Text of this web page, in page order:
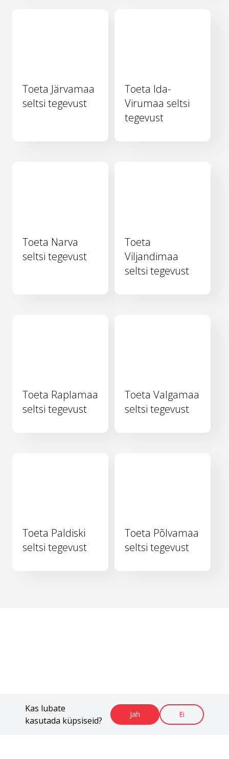
Kas lubate
kasutada küpsiseid?
Jah Ei
Toeta Järvamaa
seltsi tegevust
Toeta Ida-
Virumaa seltsi
tegevust
Toeta Narva
seltsi tegevust
Toeta
Viljandimaa
seltsi tegevust
Toeta Raplamaa
seltsi tegevust
Toeta Valgamaa
seltsi tegevust
Toeta Paldiski
seltsi tegevust
Toeta Põlvamaa
seltsi tegevust